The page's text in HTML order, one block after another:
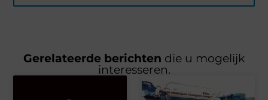
Gerelateerde berichten die u mogelijk
interesseren.